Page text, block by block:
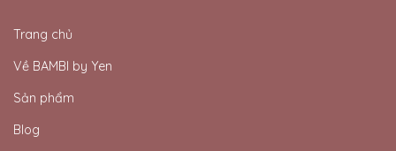
Trang chủ
Về BAMBI by Yen
Sản phẩm
Blog